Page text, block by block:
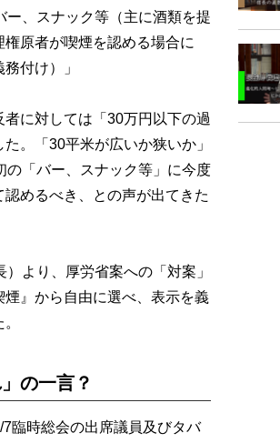
ー、スナック等（主に酒類を提
原者が喫煙を認める場合に
務付け）」
に対しては「30万円以下の過
。「30平米が広いか狭いか」
の「バー、スナック等」に今度
めるべき、との声が出てきた
より、厚労省案への「対案」
』から自由に選べ、表示を義
の一言？
臨時総会の出席議員及びタバ